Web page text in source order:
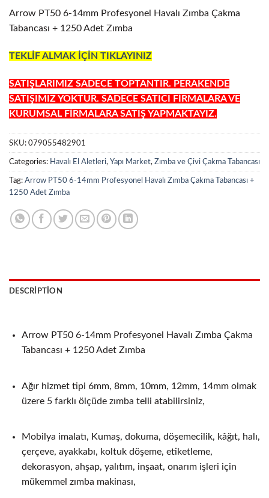
Arrow PT50 6-14mm Profesyonel Havalı Zımba Çakma
Tabancası + 1250 Adet Zımba
TEKLİF ALMAK İÇİN TIKLAYINIZ
SATIŞLARIMIZ SADECE TOPTANTIR. PERAKENDE
SATIŞIMIZ YOKTUR. SADECE SATICI FİRMALARA VE
KURUMSAL FİRMALARA SATIŞ YAPMAKTAYIZ.
SKU: 079055482901
Categories: Havalı El Aletleri, Yapı Market, Zımba ve Çivi Çakma Tabancası
Tag: Arrow PT50 6-14mm Profesyonel Havalı Zımba Çakma Tabancası +
1250 Adet Zımba
DESCRIPTION
Arrow PT50 6-14mm Profesyonel Havalı Zımba Çakma
Tabancası + 1250 Adet Zımba
Ağır hizmet tipi 6mm, 8mm, 10mm, 12mm, 14mm olmak
üzere 5 farklı ölçüde zımba telli atabilirsiniz,
Mobilya imalatı, Kumaş, dokuma, döşemecilik, kâğıt, halı,
çerçeve, ayakkabı, koltuk döşeme, etiketleme,
dekorasyon, ahşap, yalıtım, inşaat, onarım işleri için
mükemmel zımba makinası,